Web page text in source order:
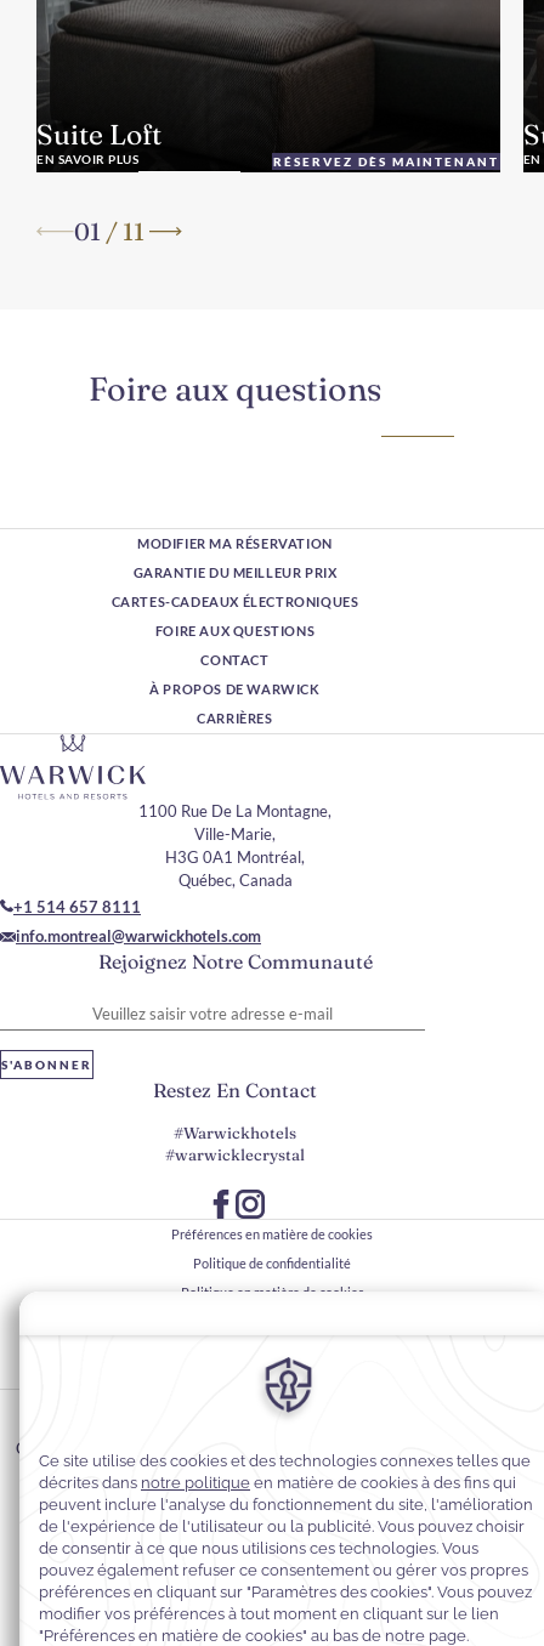
Suite Loft
EN SAVOIR PLUS RÉSERVEZ DÈS MAINTENANT EN
01 / 11
Foire aux questions
MODIFIER MA RÉSERVATION
GARANTIE DU MEILLEUR PRIX
CARTES-CADEAUX ÉLECTRONIQUES
FOIRE AUX QUESTIONS
CONTACT
À PROPOS DE WARWICK
CARRIÈRES
Rejoignez Notre Communauté
S'ABONNER
1100 Rue De La Montagne,
Ville-Marie,
H3G 0A1 Montréal,
Québec, Canada
+1 514 657 8111
info.montreal@warwickhotels.com
Restez En Contact
#Warwickhotels
#warwicklecrystal
Préférences en matière de cookies
Politique de confidentialité
Politique en matière de cookies
CITQ Registration number: 222116 / EXP: 30/04/2027